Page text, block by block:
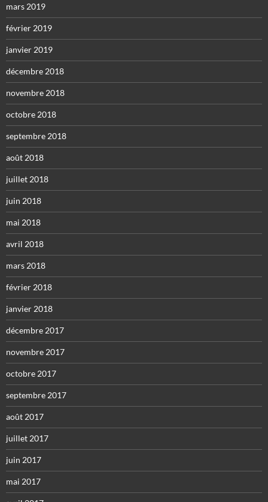
mars 2019
février 2019
janvier 2019
décembre 2018
novembre 2018
octobre 2018
septembre 2018
août 2018
juillet 2018
juin 2018
mai 2018
avril 2018
mars 2018
février 2018
janvier 2018
décembre 2017
novembre 2017
octobre 2017
septembre 2017
août 2017
juillet 2017
juin 2017
mai 2017